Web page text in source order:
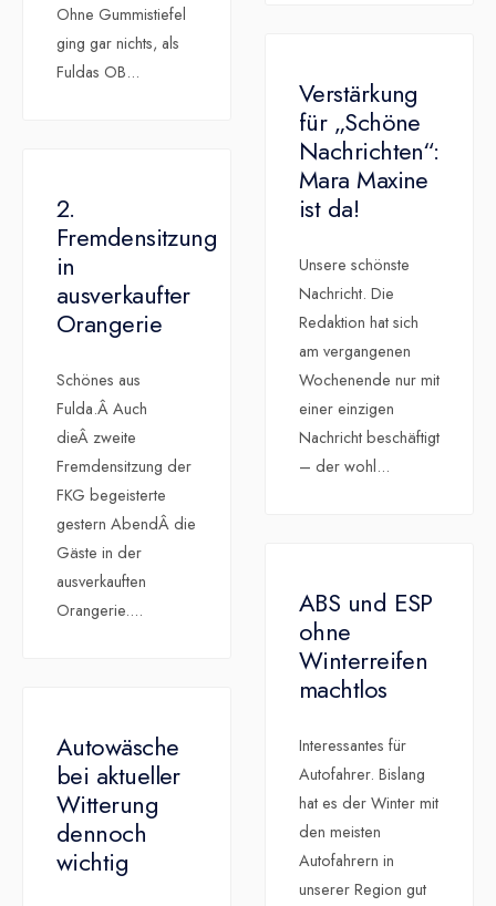
Ohne Gummistiefel
ging gar nichts, als
Fuldas OB...
Verstärkung
für „Schöne
Nachrichten“:
Mara Maxine
ist da!
Unsere schönste
Nachricht. Die
Redaktion hat sich
am vergangenen
Wochenende nur mit
einer einzigen
Nachricht beschäftigt
– der wohl...
2.
Fremdensitzung
in
ausverkaufter
Orangerie
Schönes aus
Fulda.Â Auch
dieÂ zweite
Fremdensitzung der
FKG begeisterte
gestern AbendÂ die
Gäste in der
ausverkauften
Orangerie....
ABS und ESP
ohne
Winterreifen
machtlos
Interessantes für
Autofahrer. Bislang
hat es der Winter mit
den meisten
Autofahrern in
unserer Region gut
Autowäsche
bei aktueller
Witterung
dennoch
wichtig